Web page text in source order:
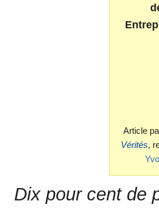
Article
Vérités,
Dix pour cent de